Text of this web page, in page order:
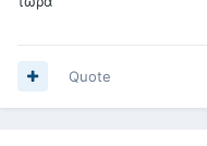
Quote